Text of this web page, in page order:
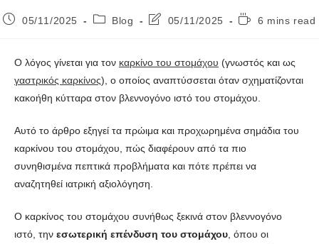
05/11/2025 Blog 05/11/2025 6 mins read
Ο λόγος γίνεται για τον καρκίνο του στομάχου (γνωστός και ως
γαστρικός καρκίνος), ο οποίος αναπτύσσεται όταν σχηματίζονται
κακοήθη κύτταρα στον βλεννογόνο ιστό του στομάχου.
Αυτό το άρθρο εξηγεί τα πρώιμα και προχωρημένα σημάδια του
καρκίνου του στομάχου, πώς διαφέρουν από τα πιο
συνηθισμένα πεπτικά προβλήματα και πότε πρέπει να
αναζητηθεί ιατρική αξιολόγηση.
Ο καρκίνος του στομάχου συνήθως ξεκινά στον βλεννογόνο
ιστό, την εσωτερική επένδυση του στομάχου , όπου οι